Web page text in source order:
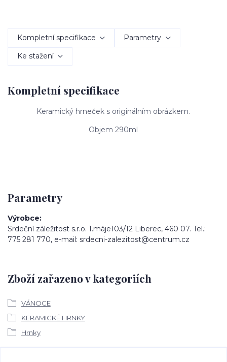
Kompletní specifikace Parametry
Ke stažení
Kompletní specifikace
Keramický hrneček s originálním obrázkem.
Objem 290ml
Parametry
Výrobce
Srdeční záležitost s.r.o. 1.máje103/12 Liberec, 460 07. Tel.:
775 281 770, e-mail: srdecni-zalezitost@centrum.cz
Zboží zařazeno v kategoriích
VÁNOCE
KERAMICKÉ HRNKY
Hrnky